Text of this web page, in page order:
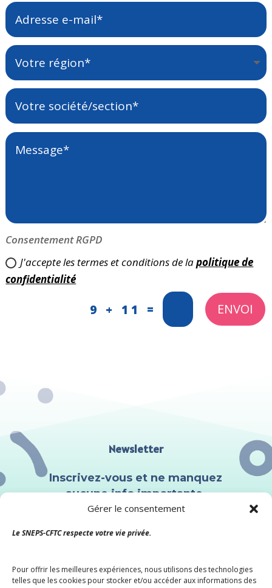
Gérer le consentement
Le SNEPS-CFTC respecte votre vie privée.
Pour offrir les meilleures expériences, nous utilisons des technologies
telles que les cookies pour stocker et/ou accéder aux informations des
Consentement RGPD
J'accepte les termes et conditions de lapolitique de
confidentialité
9 + 11 = ENVOI
Newsletter
Inscrivez-vous et ne manquez
aucune info importante.